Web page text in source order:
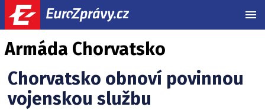
Armáda Chorvatsko
Chorvatsko obnoví povinnou
vojenskou službu